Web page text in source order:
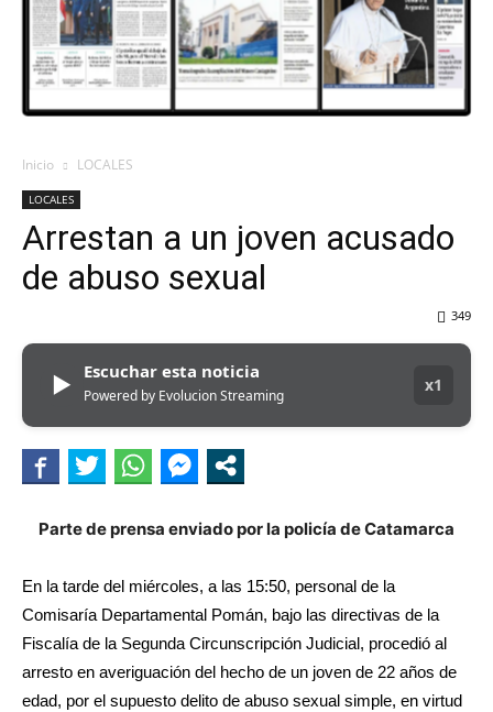
DEL
VALLE
Inicio LOCALES
LOCALES
Arrestan a un joven acusado
de abuso sexual
349
▶ Escuchar esta noticia
Powered by Evolucion Streaming
x1
Parte de prensa enviado por la policía de Catamarca
En la tarde del miércoles, a las 15:50, personal de la
Comisaría Departamental Pomán, bajo las directivas de la
Fiscalía de la Segunda Circunscripción Judicial, procedió al
arresto en averiguación del hecho de un joven de 22 años de
edad, por el supuesto delito de abuso sexual simple, en virtud